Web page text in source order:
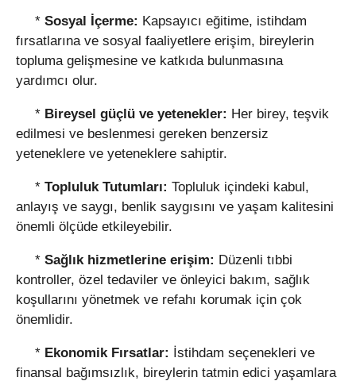
* Sosyal İçerme: Kapsayıcı eğitime, istihdam
fırsatlarına ve sosyal faaliyetlere erişim, bireylerin
topluma gelişmesine ve katkıda bulunmasına
yardımcı olur.
* Bireysel güçlü ve yetenekler: Her birey, teşvik
edilmesi ve beslenmesi gereken benzersiz
yeteneklere ve yeteneklere sahiptir.
* Topluluk Tutumları: Topluluk içindeki kabul,
anlayış ve saygı, benlik saygısını ve yaşam kalitesini
önemli ölçüde etkileyebilir.
* Sağlık hizmetlerine erişim: Düzenli tıbbi
kontroller, özel tedaviler ve önleyici bakım, sağlık
koşullarını yönetmek ve refahı korumak için çok
önemlidir.
* Ekonomik Fırsatlar: İstihdam seçenekleri ve
finansal bağımsızlık, bireylerin tatmin edici yaşamlara